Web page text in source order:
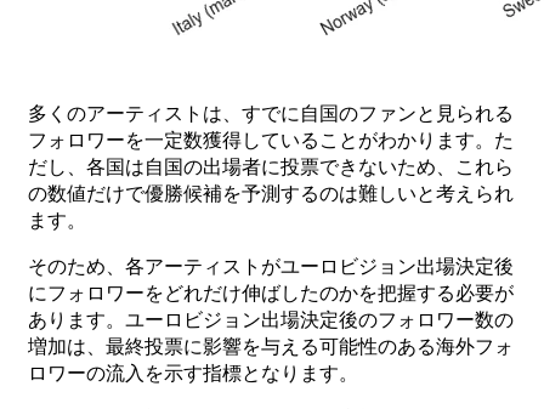
多くのアーティストは、 すでに自国のファンと見られる
フォロワーを一定数獲得していることがわかります。 た
だし、 各国は自国の出場者に投票できないため、 これら
の数値だけで優勝候補を予測するのは難しいと考えられ
ます。
そのため、 各アーティストがユーロビジョン出場決定後
にフォロワーをどれだけ伸ばしたのかを把握する必要が
あります。 ユーロビジョン出場決定後のフォロワー数の
増加は、 最終投票に影響を与える可能性のある海外フォ
ロワーの流入を示す指標となります。